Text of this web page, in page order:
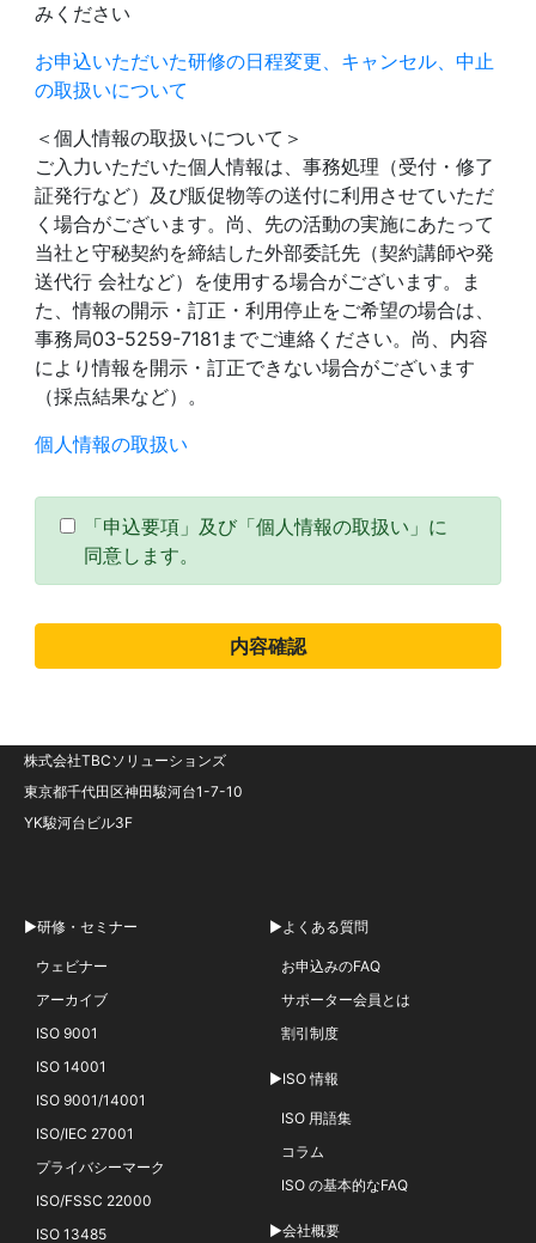
みください
お申込いただいた研修の日程変更、キャンセル、中止
の取扱いについて
＜個人情報の取扱いについて＞
ご入力いただいた個人情報は、事務処理（受付・修了
証発行など）及び販促物等の送付に利用させていただ
く場合がございます。尚、先の活動の実施にあたって
当社と守秘契約を締結した外部委託先（契約講師や発
送代行 会社など）を使用する場合がございます。ま
た、情報の開示・訂正・利用停止をご希望の場合は、
事務局03-5259-7181までご連絡ください。尚、内容
により情報を開示・訂正できない場合がございます
（採点結果など）。
個人情報の取扱い
「申込要項」及び「個人情報の取扱い」に
同意します。
株式会社TBCソリューションズ
東京都千代田区神田駿河台1-7-10
YK駿河台ビル3F
▶研修・セミナー
ウェビナー
アーカイブ
ISO 9001
ISO 14001
ISO 9001/14001
ISO/IEC 27001
プライバシーマーク
ISO/FSSC 22000
ISO 13485
▶よくある質問
お申込みのFAQ
サポーター会員とは
割引制度
▶ISO 情報
ISO 用語集
コラム
ISO の基本的なFAQ
▶会社概要